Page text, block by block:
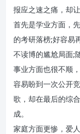
报应之速之痛，却
首先是学业方面，
的考研落榜;好容易
不读博的尴尬局面;
事业方面也很不顺
容易盼到一次公开
歌，却在最后的综
成。
家庭方面更惨，爱